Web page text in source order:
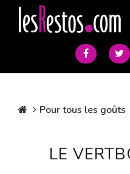
Pour tous les goûts
LE